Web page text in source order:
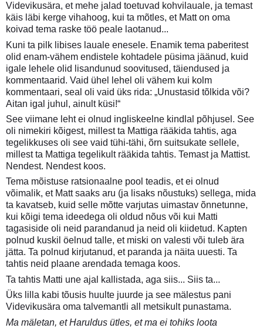
Videvikusära, et mehe jalad toetuvad kohvilauale, ja temast
käis läbi kerge vihahoog, kui ta mõtles, et Matt on oma
koivad tema raske töö peale laotanud...
Kuni ta pilk libises lauale enesele. Enamik tema paberitest
olid enam-vähem endistele kohtadele püsima jäänud, kuid
igale lehele olid lisandunud soovitused, täiendused ja
kommentaarid. Vaid ühel lehel oli vähem kui kolm
kommentaari, seal oli vaid üks rida: „Unustasid tõlkida või?
Aitan igal juhul, ainult küsi!“
See viimane leht ei olnud ingliskeelne kindlal põhjusel. See
oli nimekiri kõigest, millest ta Mattiga rääkida tahtis, aga
tegelikkuses oli see vaid tühi-tähi, õrn suitsukate sellele,
millest ta Mattiga tegelikult rääkida tahtis. Temast ja Mattist.
Nendest. Nendest koos.
Tema mõistuse ratsionaalne pool teadis, et ei olnud
võimalik, et Matt saaks aru (ja lisaks nõustuks) sellega, mida
ta kavatseb, kuid selle mõtte varjutas uimastav õnnetunne,
kui kõigi tema ideedega oli oldud nõus või kui Matti
tagasiside oli neid parandanud ja neid oli kiidetud. Kapten
polnud kuskil öelnud talle, et miski on valesti või tuleb ära
jätta. Ta polnud kirjutanud, et paranda ja näita uuesti. Ta
tahtis neid plaane arendada temaga koos.
Ta tahtis Matti une ajal kallistada, aga siis... Siis ta...
Üks lilla kabi tõusis huulte juurde ja see mälestus pani
Videvikusära oma talvemantli all metsikult punastama.
Ma mäletan, et Haruldus ütles, et ma ei tohiks loota